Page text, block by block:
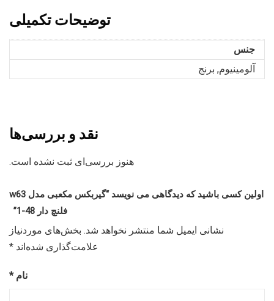
توضیحات تکمیلی
جنس
آلومینیوم, برنج
نقد و بررسی‌ها
هنوز بررسی‌ای ثبت نشده است.
اولین کسی باشید که دیدگاهی می نویسد “گیربکس مکعبی مدل w63
فلنچ دار 48-1”
نشانی ایمیل شما منتشر نخواهد شد. بخش‌های موردنیاز
علامت‌گذاری شده‌اند *
نام*